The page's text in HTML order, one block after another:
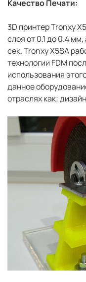
Качество Печати:
3D принтер Tronxy
слоя от 0.1 до 0.4
сек. Tronxy X5SA
технологии FDM
использования
данное
отраслях как;